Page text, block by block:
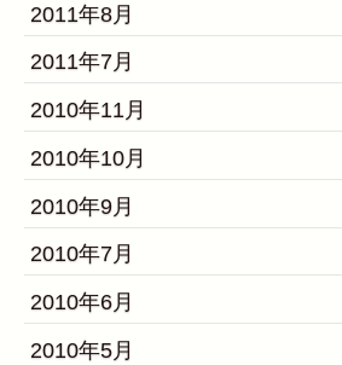
2011年8月
2011年7月
2010年11月
2010年10月
2010年9月
2010年7月
2010年6月
2010年5月